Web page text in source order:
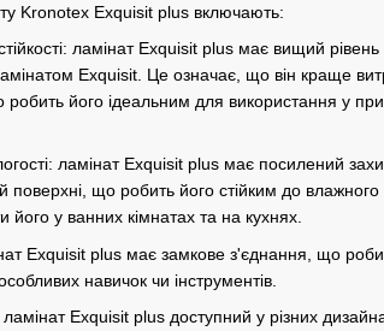
Kronotex Exquisit plus включають:
ламінат Exquisit plus має вищий рівень
Exquisit. Це означає, що він краще
робить його ідеальним для використання у
ламінат Exquisit plus має посилений
поверхні, що робить його стійким до
його у ванних кімнатах та на кухнях.
Exquisit plus має замкове з'єднання, що
навичок чи інструментів.
ламінат Exquisit plus доступний у різних